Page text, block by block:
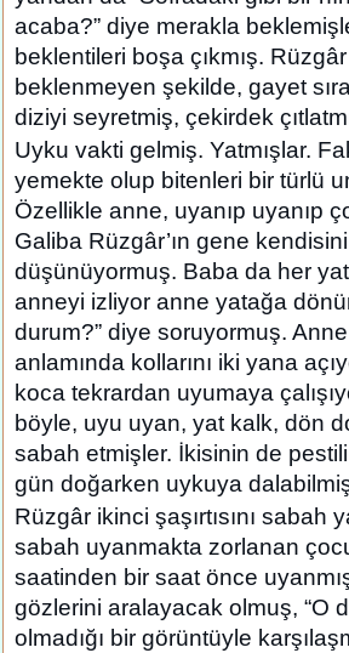
acaba?” diye merakla
beklentileri boşa çıkmış.
beklenmeyen şekilde, gayet
diziyi seyretmiş, çekirdek
Uyku vakti gelmiş. Yatmışlar.
yemekte olup bitenleri bir türlü
Özellikle anne, uyanıp uyanıp
Galiba Rüzgâr’ın gene kendisini
düşünüyormuş. Baba da her
anneyi izliyor anne yatağa
durum?” diye soruyormuş. Anne
anlamında kollarını iki yana
koca tekrardan uyumaya
böyle, uyu uyan, yat kalk, dön
sabah etmişler. İkisinin de pestili
gün doğarken uykuya
Rüzgâr ikinci şaşırtısını sabah
sabah uyanmakta zorlanan
saatinden bir saat önce
gözlerini aralayacak olmuş, “O
olmadığı bir görüntüyle